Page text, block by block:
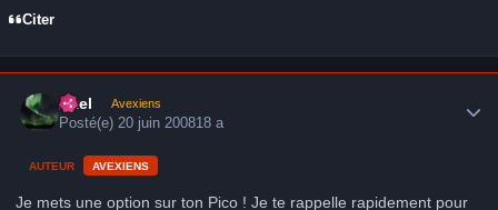
Citer
Axel Avexiens
Posté(e)20 juin 200818 a
AUTEUR AVEXIENS
Je mets une option sur ton Pico ! Je te rappelle rapidement pour